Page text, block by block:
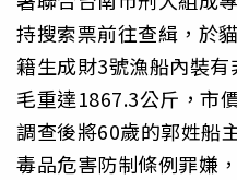
持搜索票前往查緝，於
籍生成財3號漁船內裝
毛重達1867.3公斤，市
調查後將60歲的郭姓船
毒品危害防制條例罪嫌